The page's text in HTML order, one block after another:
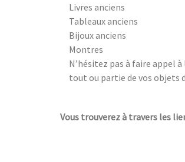
Livres anciens
Tableaux anciens
Bijoux anciens
Montres
N’hésitez pas à faire appel
tout ou partie de vos objets
Vous trouverez à travers les